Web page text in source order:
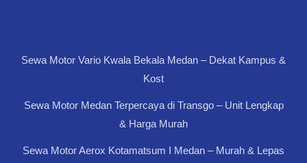
Sewa Motor Vario Kwala Bekala Medan – Dekat Kampus &
Kost
Sewa Motor Medan Terpercaya di Transgo – Unit Lengkap
& Harga Murah
Sewa Motor Aerox Kotamatsum I Medan – Murah & Lepas